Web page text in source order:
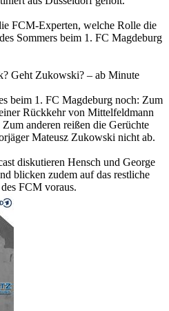
FCM-Experten, welche Rolle die
Sommers beim 1. FC Magdeburg
Geht Zukowski? – ab Minute
beim 1. FC Magdeburg noch: Zum
Rückkehr von Mittelfeldmann
anderen reißen die Gerüchte
Mateusz Zukowski nicht ab.
diskutieren Hensch und George
blicken zudem auf das restliche
FCM voraus.